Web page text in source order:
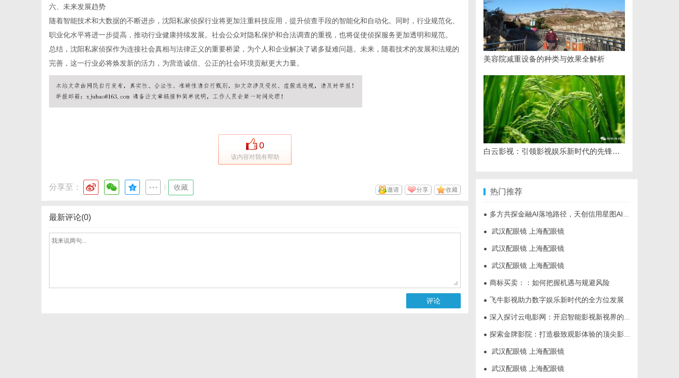
六、未来发展趋势
随着智能技术和大数据的不断进步，沈阳私家侦探行业将更加注重科技应用，提升侦查手段的智能化和自动化。同时，行业规范化、
职业化水平将进一步提高，推动行业健康持续发展。社会公众对隐私保护和合法调查的重视，也将促使侦探服务更加透明和规范。
总结，沈阳私家侦探作为连接社会真相与法律正义的重要桥梁，为个人和企业解决了诸多疑难问题。未来，随着技术的发展和法规的
完善，这一行业必将焕发新的活力，为营造诚信、公正的社会环境贡献更大力量。
0
该内容对我有帮助
分享至： 收藏 收藏
分享
邀请
最新评论(0)
评论
美容院减重设备的种类与效果全解析
白云影视：引领影视娱乐新时代的先锋力量
热门推荐
● 多方共探金融AI落地路径，天创信用星图AI助力产业金融智能升级
● 武汉配眼镜 上海配眼镜
● 武汉配眼镜 上海配眼镜
● 武汉配眼镜 上海配眼镜
● 商标买卖：：如何把握机遇与规避风险
● 飞牛影视助力数字娱乐新时代的全方位发展
● 深入探讨云电影网：开启智能影视新视界的全面解析
● 探索金牌影院：打造极致观影体验的顶尖影院品牌
● 武汉配眼镜 上海配眼镜
● 武汉配眼镜 上海配眼镜